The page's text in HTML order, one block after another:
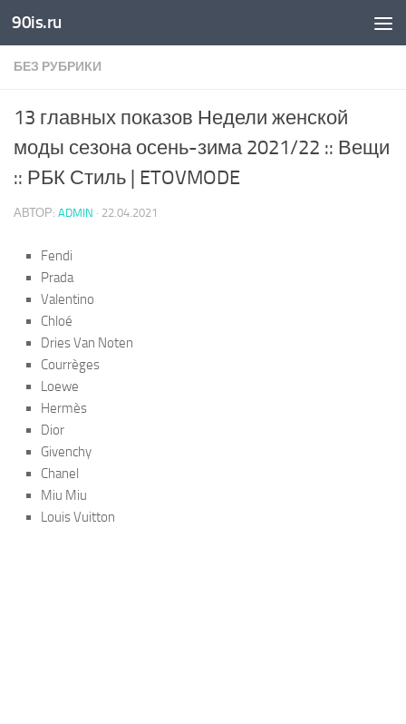
Skip to content
90is.ru
БЕЗ РУБРИКИ
13 главных показов Недели женской
моды сезона осень-зима 2021/22 :: Вещи
:: РБК Стиль | ETOVMODE
АВТОР: ADMIN · 22.04.2021
Fendi
Prada
Valentino
Chloé
Dries Van Noten
Courrèges
Loewe
Hermès
Dior
Givenchy
Chanel
Miu Miu
Louis Vuitton